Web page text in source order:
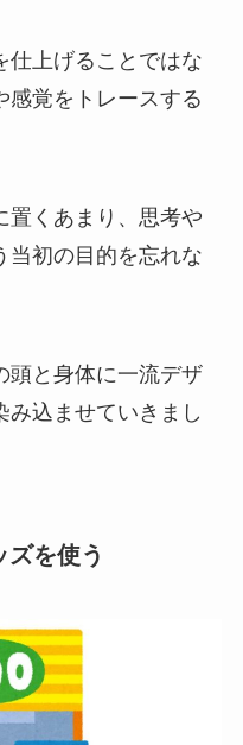
仕上げることではな
感覚をトレースする
置くあまり、思考や
当初の目的を忘れな
頭と身体に一流デザ
み込ませていきまし
ズを使う